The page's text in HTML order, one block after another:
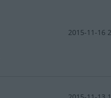
2015-11-16